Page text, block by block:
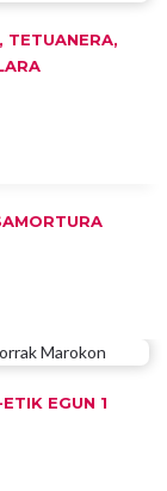
TETUANERA,
EGUN 1